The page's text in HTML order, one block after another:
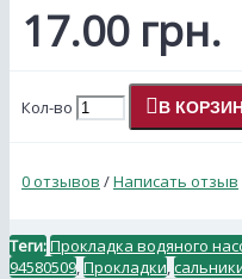
17.00 грн.
Кол-во В
0 отзывов /Написать отзыв
Теги:Прокладка водяного
94580509 Прокладки